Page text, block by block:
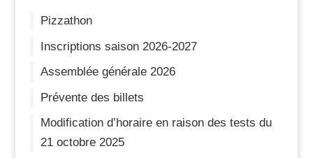
Pizzathon
Inscriptions saison 2026-2027
Assemblée générale 2026
Prévente des billets
Modification d’horaire en raison des tests du
21 octobre 2025